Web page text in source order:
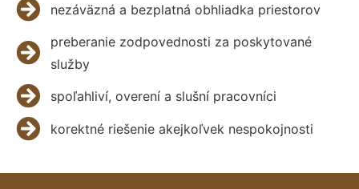
nezáväzná a bezplatná obhliadka priestorov
preberanie zodpovednosti za poskytované
služby
spoľahliví, overení a slušní pracovníci
korektné riešenie akejkoľvek nespokojnosti